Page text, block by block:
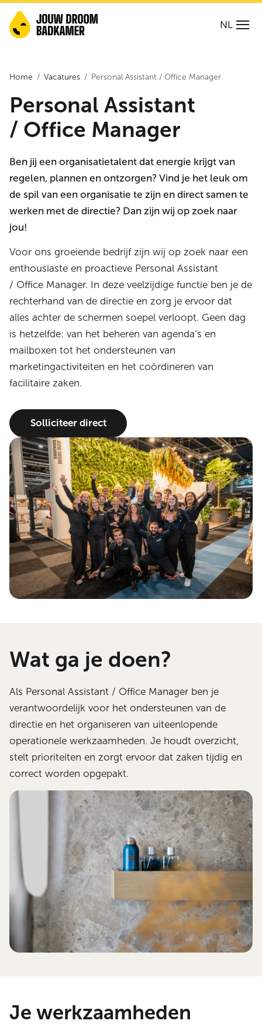
NL
Home Vacatures Personal Assistant / Office Manager
PersonalAssistant
/ Office Manager
Ben jij een organisatietalent dat energie krijgt van
regelen, plannen en ontzorgen? Vind je het leuk om
de spil van een organisatie te zijn en direct samen te
werken met de directie? Dan zijn wij op zoek naar
jou!
Voor ons groeiende bedrijf zijn wij op zoek naar een
enthousiaste en proactieve PersonalAssistant
/ Office Manager. In deze veelzijdige functie ben je de
rechterhand van de directie en zorg je ervoor dat
alles achter de schermen soepel verloopt. Geen dag
is hetzelfde: van het beheren van agenda’s en
mailboxen tot het ondersteunen van
marketingactiviteiten en het coördineren van
facilitaire zaken.
Solliciteer direct
Wat ga je doen?
Als Personal Assistant / Office Manager ben je
verantwoordelijk voor het ondersteunen van de
directie en het organiseren van uiteenlopende
operationele werkzaamheden. Je houdt overzicht,
stelt prioriteiten en zorgt ervoor dat zaken tijdig en
correct worden opgepakt.
Je werkzaamheden